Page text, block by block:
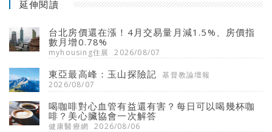
延伸閱讀
台北房價還在漲！4月交易量月減1.5%、房價指
數月增0.78%
myhousing住展 2026/08/07
東亞最高峰：玉山探險記
基督教論壇報
2026/08/07
喝咖啡對心血管有益還有害？每日可以喝幾杯咖
啡？美心臟協會一次解答
健康醫療網 2026/08/06